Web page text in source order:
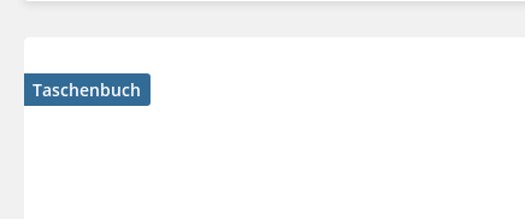
Taschenbuch